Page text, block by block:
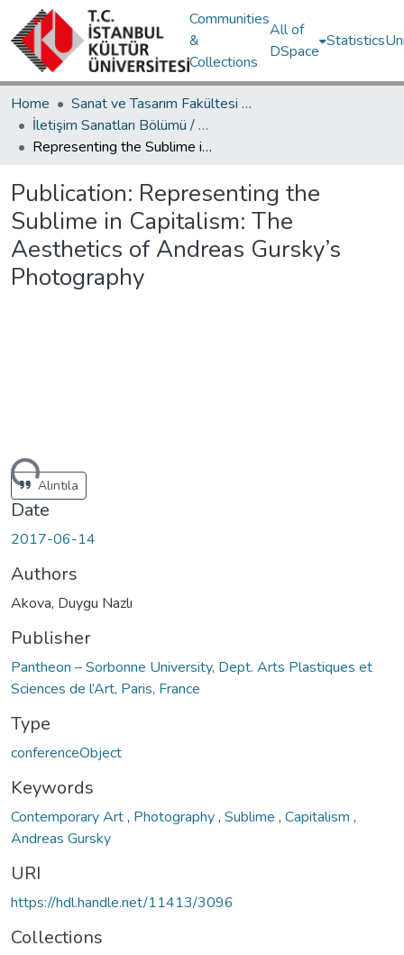
Communities
&
Collections
All of
DSpace
Statistics
Home
Sanat ve Tasarım Fakültesi / Faculty of Art and Design
İletişim Sanatları Bölümü / Department of Communication Arts
Representing the Sublime in Capitalism: The Aesthetics of Andreas Gursky’s Photography
Publication: Representing the
Sublime in Capitalism: The
Aesthetics of Andreas Gursky’s
Photography
Alıntıla
Date
2017-06-14
Authors
Akova, Duygu Nazlı
Publisher
Pantheon – Sorbonne University, Dept. Arts Plastiques et
Sciences de l’Art, Paris, France
Type
conferenceObject
Keywords
Contemporary Art, Photography, Sublime , Capitalism ,
Andreas Gursky
URI
https://hdl.handle.net/11413/3096
Collections